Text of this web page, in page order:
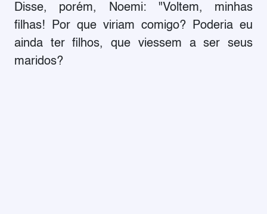
Disse, porém, Noemi: "Voltem, minhas
filhas! Por que viriam comigo? Poderia eu
ainda ter filhos, que viessem a ser seus
maridos?